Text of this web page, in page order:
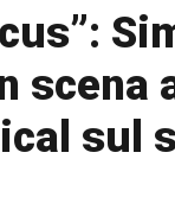
scena
sul